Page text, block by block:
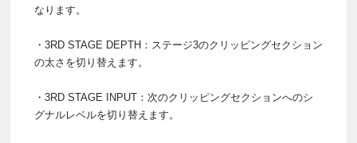
なります。
・3RD STAGE DEPTH：ステージ3のクリッピングセクション
の太さを切り替えます。
・3RD STAGE INPUT：次のクリッピングセクションへのシ
グナルレベルを切り替えます。